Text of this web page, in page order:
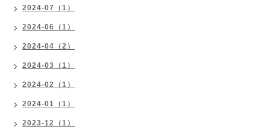
2024-07（1）
2024-06（1）
2024-04（2）
2024-03（1）
2024-02（1）
2024-01（1）
2023-12（1）